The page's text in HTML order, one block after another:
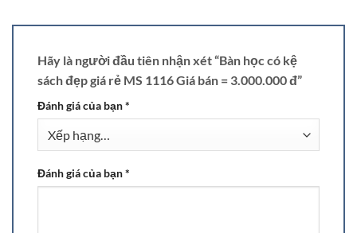
Hãy là người đầu tiên nhận xét “Bàn học có kệ
sách đẹp giá rẻ MS 1116 Giá bán = 3.000.000 đ”
Đánh giá của bạn*
Đánh giá của bạn*